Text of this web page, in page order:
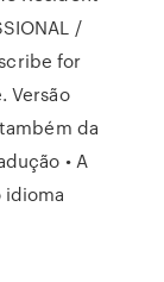
/
for
Versão
da
• A
idioma